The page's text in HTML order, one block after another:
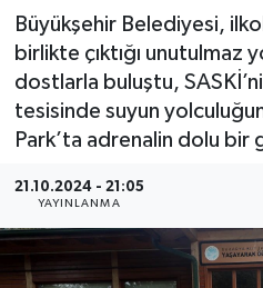
Büyükşehir Belediyesi,
birlikte çıktığı unutulmaz
dostlarla buluştu,
tesisinde suyun
Park’ta adrenalin dolu bir
21.10.2024 - 21:05
YAYINLANMA